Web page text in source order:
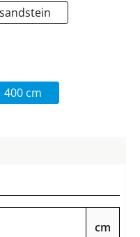
sandstein
verfügbar.)
400 cm
cm